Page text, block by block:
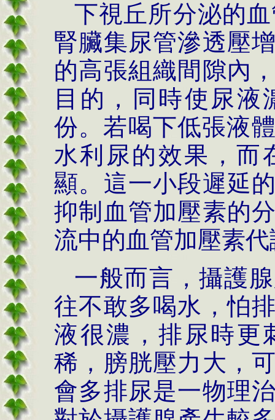
下視丘所分泌的血
腎臟集尿管滲透壓
的高張組織間隙內
目的，同時使尿液
份。若喝下低張液
水利尿的效果，而
顯。這一小段遲延
抑制血管加壓素的
流中的血管加壓素
一般而言，攝護
往不敢多喝水，怕
液很濃，排尿時更
稀，膀胱壓力大，
會多排尿是一物理